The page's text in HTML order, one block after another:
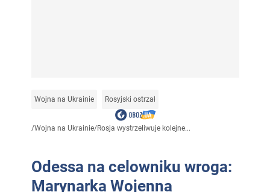
Wojna na Ukrainie Rosyjski ostrzał
/Wojna na Ukrainie/Rosja wystrzeliwuje kolejne...
Odessa na celowniku wroga:
Marynarka Wojenna